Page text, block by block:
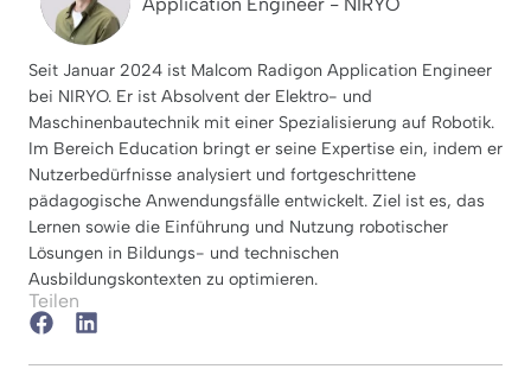
Application Engineer - NIRYO
Seit Januar 2024 ist Malcom Radigon Application Engineer
bei NIRYO. Er ist Absolvent der Elektro- und
Maschinenbautechnik mit einer Spezialisierung auf Robotik.
Im Bereich Education bringt er seine Expertise ein, indem er
Nutzerbedürfnisse analysiert und fortgeschrittene
pädagogische Anwendungsfälle entwickelt. Ziel ist es, das
Lernen sowie die Einführung und Nutzung robotischer
Lösungen in Bildungs- und technischen
Ausbildungskontexten zu optimieren.
Teilen